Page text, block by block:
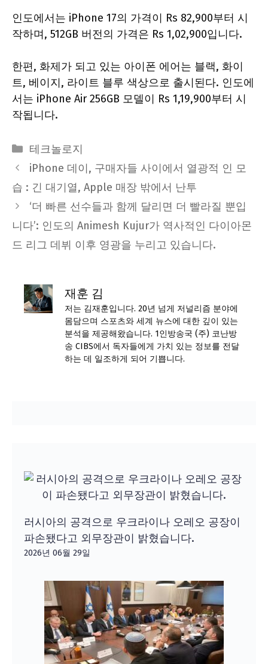
인도에서는 iPhone 17의 가격이 Rs 82,900부터 시
작하며, 512GB 버전의 가격은 Rs 1,02,900입니다.
한편, 화제가 되고 있는 아이폰 에어는 블랙, 화이
트, 베이지, 라이트 블루 색상으로 출시된다. 인도에
서는 iPhone Air 256GB 모델이 Rs 1,19,900부터 시
작됩니다.
Categories
테크놀로지
iPhone 데이, 구매자들 사이에서 열광적 인 모
습 : 긴 대기열, Apple 매장 밖에서 난투
‘더 빠른 선수들과 함께 달리면 더 빨라질 뿐입
니다’: 인도의 Animesh Kujur가 역사적인 다이아몬
드 리그 데뷔 이후 영광을 누리고 있습니다.
재훈 김
저는 김재훈입니다. 20년 넘게 저널리즘 분야에
몸담으며 스포츠와 세계 뉴스에 대한 깊이 있는
분석을 제공해왔습니다. 1인방송국 (주) 코난방
송 CIBS에서 독자들에게 가치 있는 정보를 전달
하는 데 일조하게 되어 기쁩니다.
러시아의 공격으로 우크라이나 오레오 공장이
파손됐다고 외무장관이 밝혔습니다.
2026년 06월 29일